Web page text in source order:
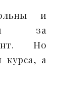
и
за
Но
курса, а